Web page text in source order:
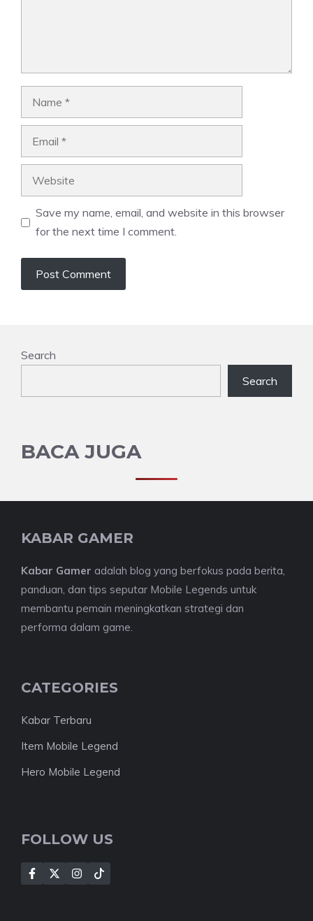
Save my name, email, and website in this browser
for the next time I comment.
Search
Search
BACA JUGA
KABAR GAMER
Kabar Gamer adalah blog yang berfokus pada berita,
panduan, dan tips seputar Mobile Legends untuk
membantu pemain meningkatkan strategi dan
performa dalam game.
CATEGORIES
Kabar Terbaru
Item Mobile Legend
Hero Mobile Legend
FOLLOW US